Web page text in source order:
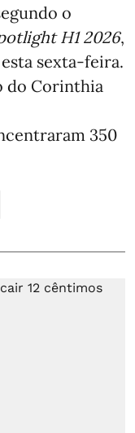
o
H1 2026,
sexta-feira.
do Corinthia
350